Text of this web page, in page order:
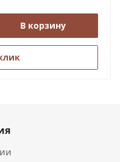
В корзину